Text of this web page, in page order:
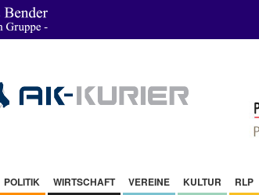
POLITIK WIRTSCHAFT VEREINE KULTUR RLP